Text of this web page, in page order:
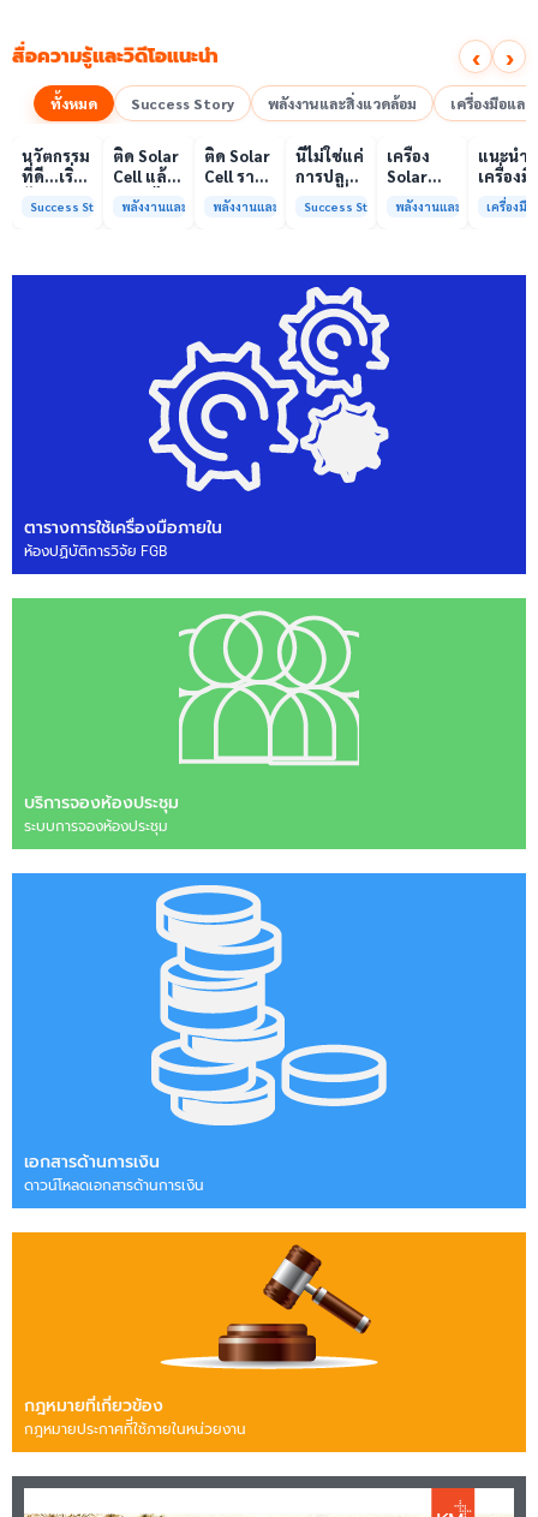
สื่อความรู้และวิดีโอแนะนำ ‹ ›
ทั้งหมด Success Story พลังงานและสิ่งแวดล้อม เครื่องมือแล
00:10
นวัตกรรม
ที่ดี…เริ่ม
ความร่วม
Success Story
00:10
ติด Solar
Cell แล้ว
ลดค่าไฟ
ได้จริง
พลังงานและสิ่งแวดล้อม
00:08
ติด Solar
Cell ราคา
แพง แต่
ค่าไฟ
พลังงานและสิ่งแวดล้อม
เล่นวิดีโอ
นี่ไม่ใช่แค่
การปลูก
คือการ
ให้ป่า
ต้นน้ำและ
ชุมชน
Success Story
เครื่อง
Solar
Simulator
มาตรฐาน
รับรอง
ISO/IEC17025
บริการ
พลังงานและสิ่งแวดล้อม
เล่
01:00
แนะนำ
เครื่องมื
วิเคราะ
ทดสอบ
การกลา
เครื่องมื
ตารางการใช้เครื่องมือภายใน
ห้องปฏิบัติการวิจัย FGB
บริการจองห้องประชุม
ระบบการจองห้องประชุม
เอกสารด้านการเงิน
ดาวน์โหลดเอกสารด้านการเงิน
กฎหมายที่เกี่ยวข้อง
กฎหมายประกาศทีี่ใช้ภายในหน่วยงาน